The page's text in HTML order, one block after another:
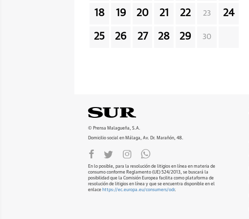
18 19 20 21 22 23 24
25 26 27 28 29 30
© Prensa Malagueña, S.A.
Domicilio social en Málaga, Av. Dr. Marañón, 48.
En lo posible, para la resolución de litigios en línea en materia de
consumo conforme Reglamento (UE) 524/2013, se buscará la
posibilidad que la Comisión Europea facilita como plataforma de
resolución de litigios en línea y que se encuentra disponible en el
enlace https://ec.europa.eu/consumers/odr.